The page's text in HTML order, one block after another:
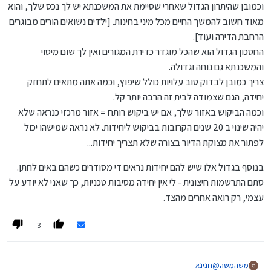
וכמובן שהיתרון הגדול שאחרי שסיימת את המשכנתא יש לך נכס שלך, והוא
מאוד חשוב להמשך החיים מכל מיני בחינות. [ילדים נשואים הורים מבוגרים
הרחבת הדירה ועוד].
החסכון הגדול הוא שהכל מוגדר כדירת המגורים ואין לך שום מיסוי
והמשכנתא גם נוחה וגדולה.
צריך כמובן לבדוק טוב עלויות כולל שיפוץ, וכמה אתה מתאים לתחזק
יחידה, הגם שצמודה לבית זה הרבה יותר קל.
וכמה הביקוש באזור שלך, אם יש ביקוש רותח = אזור מרכזי כנראה שלא
יהיה שינוי ב 20 שנים הקרובות בביקוש ליחידות. לא נראה שמישהו יכול
לפתור את מצוקת הדיור בצורה שלא תצריך יחידות...
בנוסף בגדול אלו שיש להם יחידות נראים די מסודרים כשהם באים לחתן.
סתם התרשמות חיצונית - לי אין יחידה מסיבות טכניות, כך שאני לא יודע על
עצמי, רק רואה אחרים מהצד.
3
מ משהמשה@חנינא